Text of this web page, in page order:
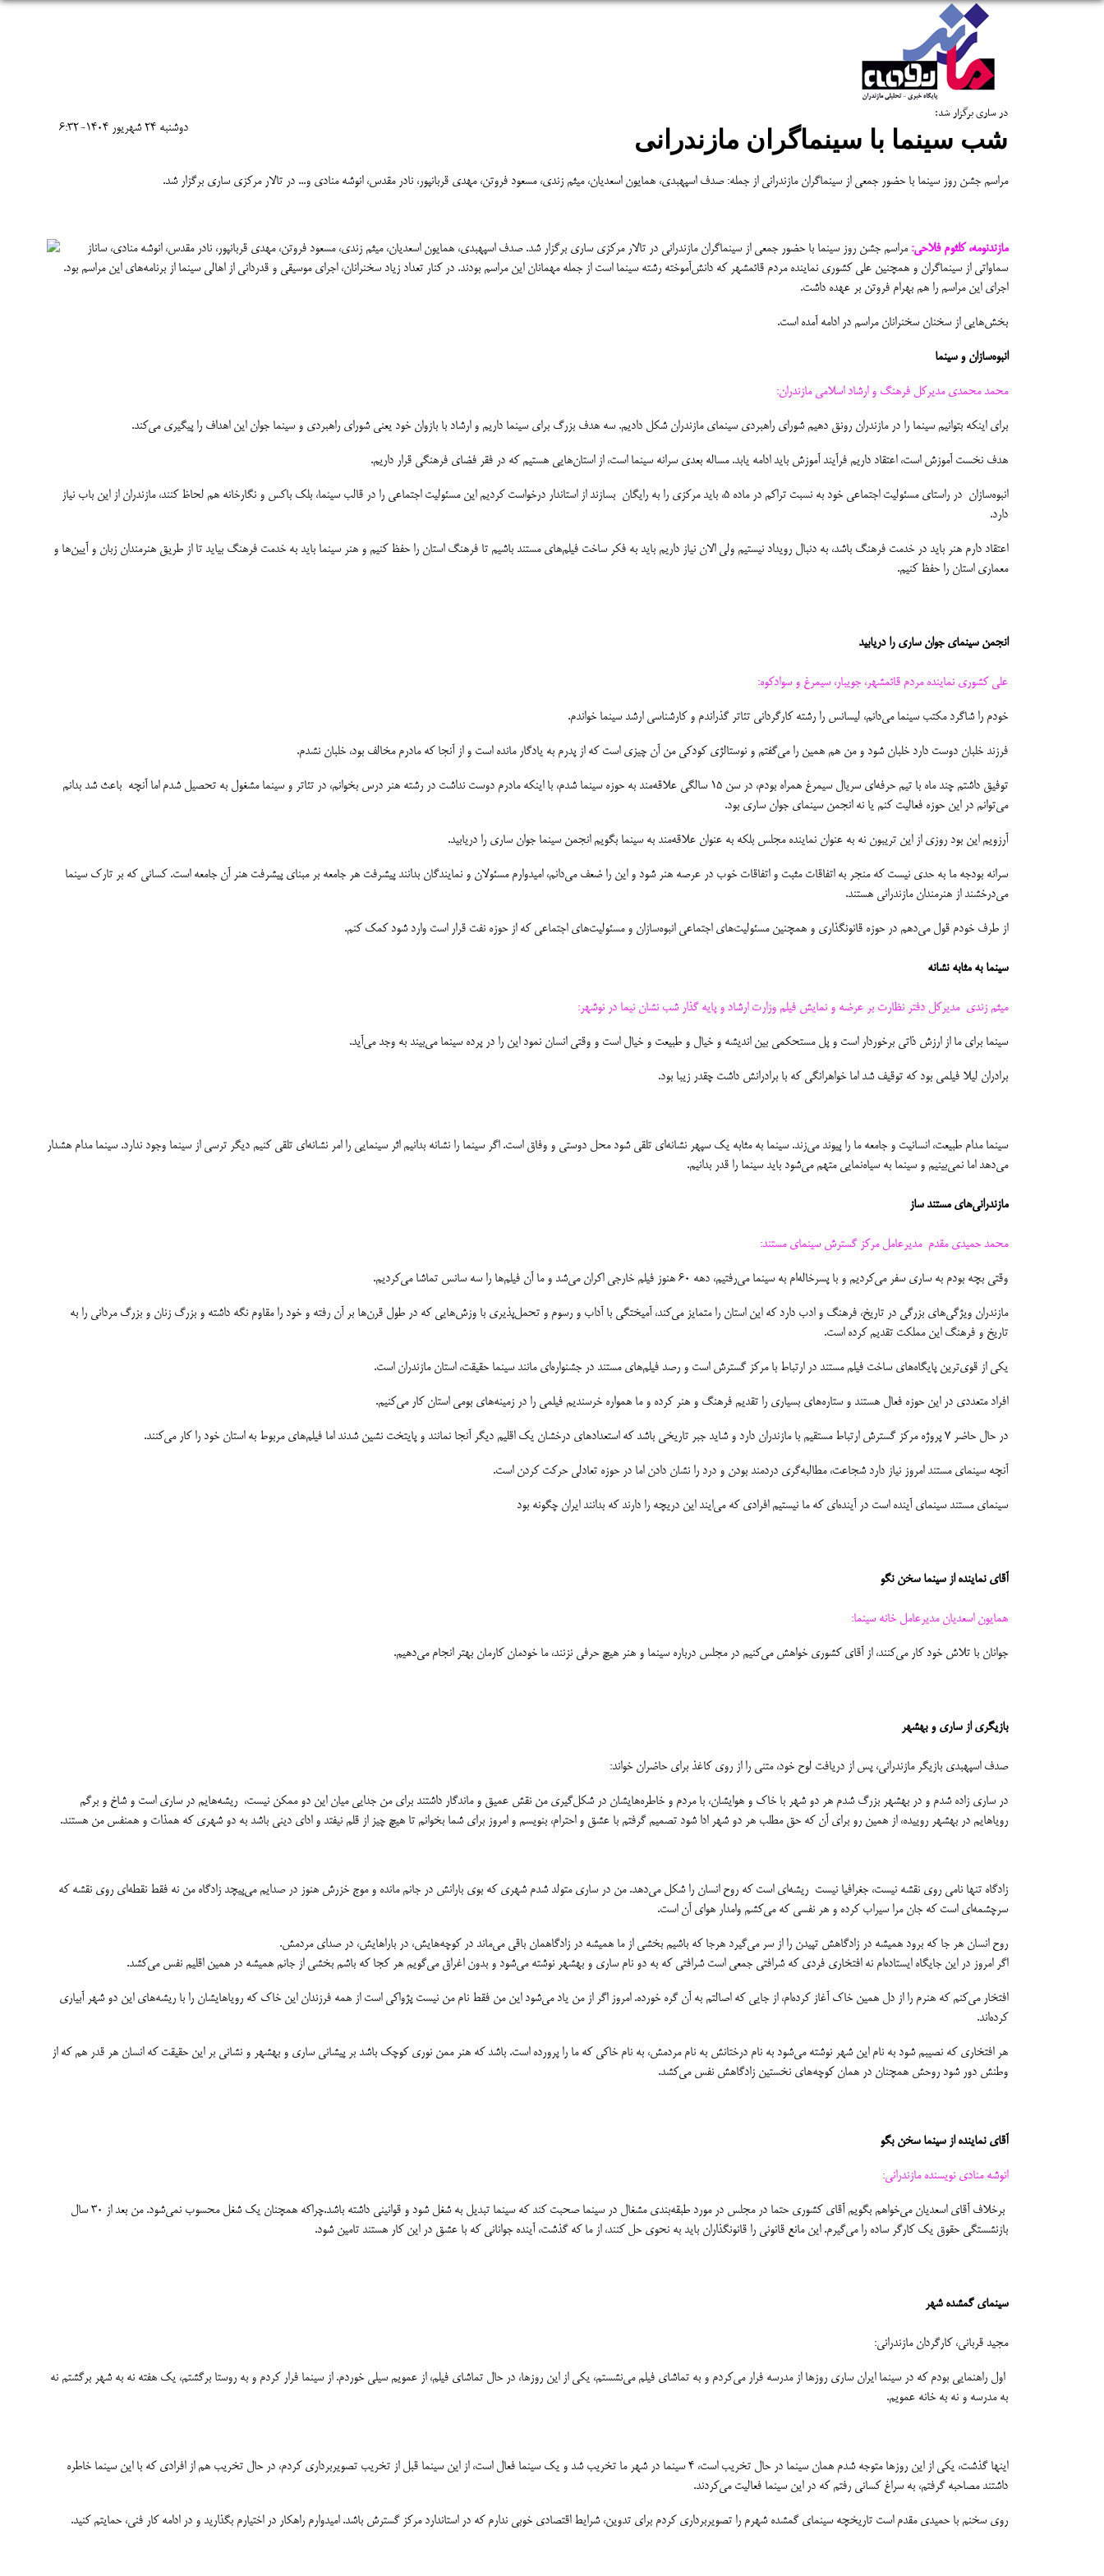
دوشنبه 24 شهريور 1404-6:32
در ساری برگزار شد:
شب سینما با سینماگران مازندرانی
مراسم جشن روز سینما با حضور جمعی از سینماگران مازندرانی از جمله: صدف اسپهبدی، همایون اسعدیان، میثم زندی، مسعود فروتن، مهدی قربانپور، نادر مقدس، انوشه منادی و... در تالار مرکزی ساری برگزار شد.
مازندنومه، کلثوم فلاحی: مراسم جشن روز سینما با حضور جمعی از سینماگران مازندرانی در تالار مرکزی ساری برگزار شد. صدف اسپهبدی، همایون اسعدیان، میثم زندی، مسعود فروتن، مهدی قربانپور، نادر مقدس، انوشه منادی، ساناز
سماواتی از سینماگران و همچنین علی کشوری نماینده مردم قائمشهر که دانش‌آموخته رشته سینما است از جمله مهمانان این مراسم بودند. در کنار تعداد زیاد سخنرانان، اجرای موسیقی و قدردانی از اهالی سینما از برنامه‌های این مراسم بود.
اجرای این مراسم را هم بهرام فروتن بر عهده داشت.
بخش‌هایی از سخنان سخنرانان مراسم در ادامه آمده است.
انبوه‌سازان و سینما
محمد محمدی مدیرکل فرهنگ و ارشاد اسلامی مازندران:
برای اینکه بتوانیم سینما را در مازندران رونق دهیم شورای راهبردی سینمای مازندران شکل دادیم. سه هدف بزرگ برای سینما داریم و ارشاد با بازوان خود یعنی شورای راهبردی و سینما جوان این اهداف را پیگیری می‌کند.
هدف نخست آموزش است، اعتقاد داریم فرآیند آموزش باید ادامه یابد. مساله بعدی سرانه سینما است، از استان‌هایی هستیم که در فقر فضای فرهنگی قرار داریم.
انبوه‌سازان در راستای مسئولیت اجتماعی خود به نسبت تراکم در ماده ۵، باید مرکزی را به رایگان بسازند از استاندار درخواست کردیم این مسئولیت اجتماعی را در قالب سینما، بلک باکس و نگارخانه هم لحاظ کنند، مازندران از این باب نیاز
دارد.
اعتقاد دارم هنر باید در خدمت فرهنگ باشد، به دنبال رویداد نیستیم ولی الان نیاز داریم باید به فکر ساخت فیلم‌های مستند باشیم تا فرهنگ استان را حفظ کنیم و هنر سینما باید به خدمت فرهنگ بیاید تا از طریق هنرمندان زبان و آیین‌ها و
معماری استان را حفظ کنیم.
انجمن سینمای جوان ساری را دریابید
علی کشوری نماینده مردم قائمشهر، جویبار، سیمرغ و سوادکوه:
خودم را شاگرد مکتب سینما می‌دانم، لیسانس را رشته کارگردانی تئاتر گذراندم و کارشناسی ارشد سینما خواندم.
فرزند خلبان دوست دارد خلبان شود و من هم همین را می‌گفتم و نوستالژی کودکی من آن چیزی است که از پدرم به یادگار مانده است و از آنجا که مادرم مخالف بود، خلبان نشدم.
توفیق داشتم چند ماه با تیم حرفه‌ای سریال سیمرغ همراه بودم، در سن ۱۵ سالگی علاقه‌مند به حوزه سینما شدم، با اینکه مادرم دوست نداشت در رشته هنر درس بخوانم، در تئاتر و سینما مشغول به تحصیل شدم اما آنچه باعث شد بدانم
می‌توانم در این حوزه فعالیت کنم یا نه انجمن سینمای جوان ساری بود.
آرزویم این بود روزی از این تریبون نه به عنوان نماینده مجلس بلکه به عنوان علاقه‌مند به سینما بگویم انجمن سینما جوان ساری را دریابید.
سرانه بودجه ما به حدی نیست که منجر به اتفاقات مثبت و اتفاقات خوب در عرصه هنر شود و این را ضعف می‌دانم، امیدوارم مسئولان و نمایندگان بدانند پیشرفت هر جامعه بر مبنای پیشرفت هنر آن جامعه است. کسانی که بر تارک سینما
می‌درخشند از هنرمندان مازندرانی هستند.
از طرف خودم قول می‌دهم در حوزه قانونگذاری و همچنین مسئولیت‌های اجتماعی انبوه‌سازان و مسئولیت‌های اجتماعی که از حوزه نفت قرار است وارد شود کمک کنم.
سینما به مثابه نشانه
میثم زندی مدیرکل دفتر نظارت بر عرضه و نمایش فیلم وزارت ارشاد و پایه گذار شب نشان نیما در نوشهر:
سینما برای ما از ارزش ذاتی برخوردار است و پل مستحکمی بین اندیشه و خیال و طبیعت و خیال است و وقتی انسان نمود این را در پرده سینما می‌بیند به وجد می‌آید.
برادران لیلا فیلمی بود که توقیف شد اما خواهرانگی که با برادرانش داشت چقدر زیبا بود.
سینما مدام طبیعت، انسانیت و جامعه ما را پیوند می‌زند. سینما به مثابه یک سپهر نشانه‌ای تلقی شود محل دوستی و وفاق است. اگر سینما را نشانه بدانیم اثر سینمایی را امر نشانه‌ای تلقی کنیم دیگر ترسی از سینما وجود ندارد. سینما مدام هشدار
می‌دهد اما‌ نمی‌بینیم و سینما به سیاه‌نمایی متهم می‌شود باید سینما را قدر بدانیم.
مازندرانی‌های مستند ساز
محمد حمیدی مقدم مدیرعامل مرکز گسترش سینمای مستند:
وقتی بچه بودم به ساری سفر می‌کردیم و با پسرخاله‌ام به سینما می‌رفتیم، دهه 60 هنوز فیلم خارجی اکران می‌شد و ما آن فیلم‌ها را سه سانس تماشا می‌کردیم.
مازندران ویژگی‌های بزرگی در تاریخ، فرهنگ و ادب دارد که این استان را متمایز می‌کند، ‌آمیختگی با آداب و رسوم و تحمل‌پذیری با وزش‌هایی که در طول قرن‌ها بر آن رفته و خود را مقاوم نگه داشته و بزرگ زنان و بزرگ مردانی را به
تاریخ و فرهنگ این مملکت تقدیم کرده است.
یکی از قوی‌ترین پایگاه‌های ساخت فیلم مستند در ارتباط با مرکز گسترش است و رصد فیلم‌های مستند در جشنواره‌ای مانند سینما حقیقت، استان مازندران است.
افراد متعددی در این حوزه فعال هستند و ستاره‌های بسیاری را تقدیم فرهنگ و هنر کرده و ما همواره خرسندیم فیلمی را در زمینه‌های بومی استان کار می‌کنیم.
در حال حاضر ۷ پروژه مرکز گسترش ارتباط مستقیم با مازندران دارد و شاید جبر تاریخی باشد که استعدادهای درخشان یک اقلیم دیگر آنجا نمانند و پایتخت نشین شدند اما فیلم‌های مربوط به استان خود را کار می‌کنند.
آنچه سینمای مستند امروز نیاز دارد شجاعت، مطالبه‌گری دردمند بودن و درد را نشان دادن اما در حوزه تعادلی حرکت کردن است.
سینمای مستند سینمای آینده است در آینده‌ای که ما نیستیم افرادی که می‌ایند این دریچه را دارند که بدانند ایران چگونه بود
آقای نماینده از سینما سخن نگو
همایون اسعدیان مدیرعامل خانه سینما:
جوانان با تلاش خود کار می‌کنند، از آقای کشوری خواهش می‌کنیم در مجلس درباره سینما و هنر هیچ حرفی نزنند، ما خودمان کارمان بهتر انجام می‌دهیم.
بازیگری از ساری و بهشهر
صدف اسپهبدی بازیگر مازندرانی، پس از دریافت لوح خود، متنی را از روی کاغذ برای حاضران خواند:
در ساری زاده شدم و در بهشهر بزرگ شدم هر دو شهر با خاک و هوایشان، با مردم و خاطره‌هایشان در شکل‌گیری من نقش عمیق و ماندگار داشتند برای من جدایی میان این دو ممکن نیست، ریشه‌هایم در ساری است و شاخ و برگم
رویاهایم در بهشهر روییده، از همین رو برای آن که حق مطلب هر دو شهر ادا شود تصمیم گرفتم با عشق و احترام، بنویسم و امروز برای شما بخوانم تا هیچ چیز از قلم نیفتد و ادای دینی باشد به دو شهری که همذات و همنفس من هستند.
زادگاه تنها نامی روی نقشه نیست، جغرافیا نیست ریشه‌ای است که روح انسان را شکل می‌دهد. من در ساری متولد شدم شهری که بوی بارانش در جانم مانده و موج خزرش هنوز در صدایم می‌پیچد زادگاه من نه فقط نقطه‌ای روی نقشه که
سرچشمه‌ای است که جان مرا سیراب کرده و هر نفسی که می‌کشم وامدار هوای آن است.
روح انسان هر جا که برود همیشه در زادگاهش تپیدن را از سر می‌گیرد هرجا که باشیم بخشی از ما همیشه در زادگاهمان باقی می‌ماند در کوچه‌هایش، در بارا‌هایش، در صدای مردمش.
اگر امروز در این جایگاه ایستاده‌ام نه افتخاری فردی که شرافتی جمعی است شرافتی که به دو نام ساری و بهشهر نوشته می‌شود و بدون اغراق می‌گویم هر کجا که باشم بخشی از جانم همیشه در همین اقلیم نفس می‌کشد.
افتخار می‌کنم که هنرم را از دل همین خاک آغاز کرده‌ام، از جایی که اصالتم به آن گره خورده. امروز اگر از من یاد می‌شود این من فقط نام من نیست پژواکی است از همه فرزندان این خاک که رویاهایشان را با ریشه‌های این دو شهر آبیاری
کرده‌اند.
هر افتخاری که نصیبم شود به نام این شهر نوشته می‌شود به نام درختانش به نام مردمش، به نام خاکی که ما را پرورده است. باشد که هنر ممن نوری کوچک باشد بر پیشانی ساری و بهشهر و نشانی بر این حقیقت که انسان هر قدر هم که از
وطنش دور شود روحش همچنان در همان کوچه‌های نخستین زادگاهش نفس می‌کشد.
آقای نماینده از سینما سخن بگو
انوشه منادی نویسنده مازندرانی:
برخلاف آقای اسعدیان می‌خواهم بگویم آقای کشوری حتما در مجلس در مورد طبقه‌بندی مشغال در سینما صحبت کند که سینما تبدیل به شغل شود و قوانینی داشته باشد.چراکه همچنان یک شغل محسوب نمی‌شود. من بعد از 30 سال
بازنشستگی حقوق یک کارگر ساده را می‌گیرم. این مانع قانونی را قانونگذاران باید به نحوی حل کنند، از ما که گذشت، آینده جوانانی که با عشق در این کار هستند تامین شود.
سینمای گمشده شهر
مجید قربانی، کارگردان مازندرانی:
اول راهنمایی بودم که در سینما ایران ساری روزها از مدرسه فرار می‌کردم و به تماشای فیلم می‌نشستم، یکی از این روزها، در حال تماشای فیلم، از عمویم سیلی خوردم. از سینما فرار کردم و به روستا برگشتم، یک هفته نه به شهر برگشتم نه
به مدرسه و نه به خانه عمویم.
اینها گذشت، یکی از این روزها متوجه شدم همان سینما در حال تخریب است، 4 سینما در شهر ما تخریب شد و یک سینما فعال است، از این سینما قبل از تخریب تصویربرداری کردم، در حال تخریب هم از افرادی که با این سینما خاطره
داشتند مصاحبه گرفتم، به سراغ کسانی رفتم که در این سینما فعالیت می‌کردند.
روی سخنم با حمیدی مقدم است تاریخچه سینمای گمشده شهرم را تصویربرداری کردم برای تدوین، شرایط اقتصادی خوبی ندارم که در استاندارد مرکز گسترش باشد. امیدوارم راهکار در اختیارم بگذارید و در ادامه کار فنی، حمایتم کنید.